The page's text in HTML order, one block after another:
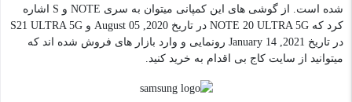
شده است. از گوشی های این کمپانی میتوان به سری NOTE و S اشاره
کرد که NOTE 20 ULTRA 5G در تاریخ 2020, August 05 و S21 ULTRA 5G
در تاریخ 2021, January 14 رونمایی و وارد بازار های فروش شده اند که
میتوانید از سایت کاج بی اقدام به خرید کنید.